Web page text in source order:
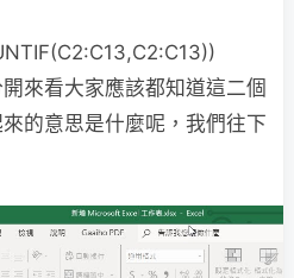
來看大家應該都知道這二個
的意思是什麼呢，我們往下